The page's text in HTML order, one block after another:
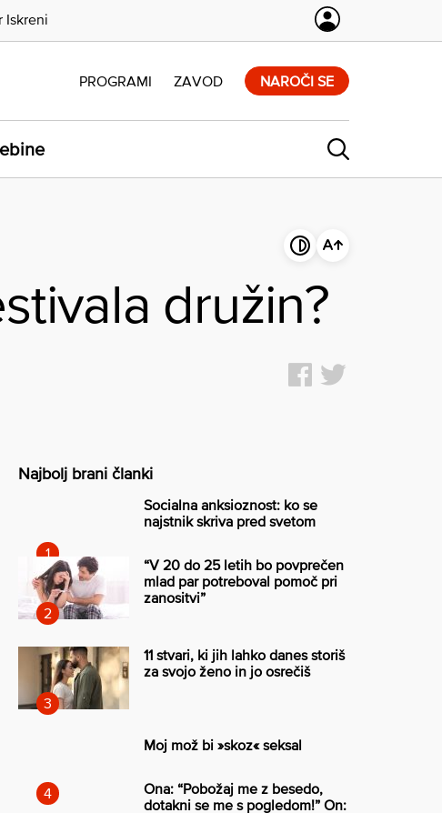
PROGRAMI ZAVOD NAROČI SE
Iskreni
družin?
Najbolj brani članki
Socialna anksioznost: ko se
najstnik skriva pred svetom
“V 20 do 25 letih bo povprečen
mlad par potreboval pomoč pri
zanositvi”
11 stvari, ki jih lahko danes storiš
za svojo ženo in jo osrečiš
Moj mož bi »skoz« seksal
Ona: “Pobožaj me z besedo,
dotakni se me s pogledom!” On: